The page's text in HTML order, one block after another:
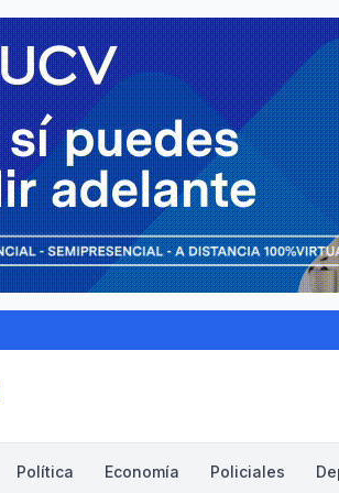
Política Economía Policiales